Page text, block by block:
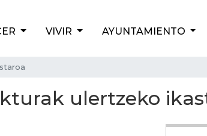
VIVIR AYUNTAMIENTO
ulertzeko